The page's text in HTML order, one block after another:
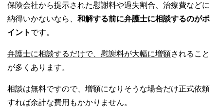
保険会社から提示された慰謝料や過失割合、治療費などに
納得いかないなら、 和解する前に弁護士に相談するのがポ
イント です。
弁護士に相談するだけで、慰謝料が大幅に増額されること
が多くあります。
相談は無料ですので、増額になりそうな場合だけ正式依頼
すれば余計な費用もかかりません。